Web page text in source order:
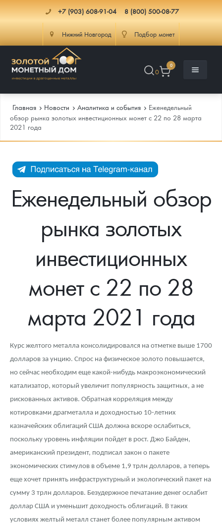
+7 (903) 608-91-04 8 (800) 500-08-77
Нижний Новгород Подбор монет
0
0
Каталог
Каталог Монет
Монеты Россия и СССР
Иностранные
Памятные и старинные монеты
Памятные монеты России и СССР
Монеты и жетоны ЗМД
Золотые слитки
Аксессуары
Год Лошади
Флот: ледоколы и корабли
Жетоны "Необыкновенные обитатели глубин"
Ювелирные изделия
Русская нумизматика
Золотая карманная галерея
Наборы подарочных и коллекционных монет
Инфо
Подлинность монет
Выкуп серебряных монет
Вопрос - ответ
Памятка для работы с монетами из драгметаллов
Монеты
Политика конфиденциальности
Политика использования Cookies
Положение по обработке и защите персональных данных
Услуги
Подбор монет
Георгий Победоносец - динамика цен
Лом выкуп
Скупка слитков
Наши преимущества
Пресс-служба
Главная Новости Аналитика и события
Еженедельный
обзор рынка золотых инвестиционных монет с 22 по 28 марта
2021 года
Еженедельный обзор
рынка золотых
инвестиционных
монет с 22 по 28
марта 2021 года
Курс желтого металла консолидировался на отметке выше 1700
долларов за унцию. Спрос на физическое золото повышается,
но сейчас необходим еще какой-нибудь макроэкономический
катализатор, который увеличит популярность защитных, а не
рискованных активов. Обратная корреляция между
котировками драгметалла и доходностью 10-летних
казначейских облигаций США должна вскоре ослабиться,
поскольку уровень инфляции пойдет в рост. Джо Байден,
американский президент, подписал закон о пакете
экономических стимулов в объеме 1,9 трлн долларов, а теперь
еще хочет принять инфраструктурный и экологический пакет на
сумму 3 трлн долларов. Безудержное печатание денег ослабит
доллар США и уменьшит доходность облигаций. В таких
условиях желтый металл станет более популярным активом